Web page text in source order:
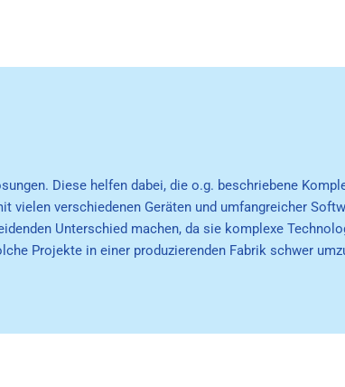
Diese helfen dabei, die o.g. beschriebene
vielen verschiedenen Geräten und umfangreicher
Unterschied machen, da sie komplexe
Projekte in einer produzierenden Fabrik schwer